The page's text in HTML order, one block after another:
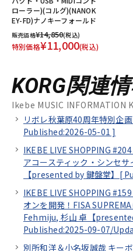
ローラー)(コルグ)(NANOK
EY-FD)ナノキーフォールド
販売価格¥14,850(税込)
特別価格¥11,000(税込)
KORG関連
Ikebe MUSIC INFORMATION
リボレ秋葉原40周年特別企
Published:2026-05-01 ]
IKEBE LIVE SHOPPING
アコースティック・シンセサ
【presented by 鍵盤堂】[
IKEBE LIVE SHOPPING
オンを開発！FISA
Fehmiju, 杉山 卓【
Published:2025-09-07/
別所和洋＆小名坂誠哉 キー